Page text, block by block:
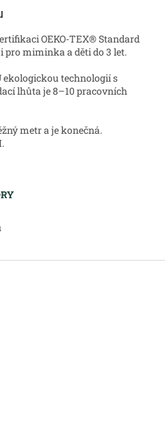
OEKO-TEX® Standard
pro miminka a děti do 3 let.
ekologickou technologií s
lhůta je 8–10 pracovních
metr a je konečná.